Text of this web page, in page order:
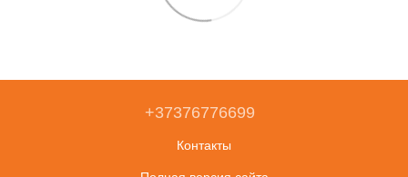
+37376776699
Контакты